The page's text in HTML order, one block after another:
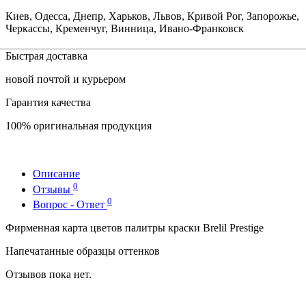
Киев, Одесса, Днепр, Харьков, Львов, Кривой Рог, Запорожье,
Черкассы, Кременчуг, Винница, Ивано-Франковск
Быстрая доставка
новой почтой и курьером
Гарантия качества
100% оригинальная продукция
Описание
Отзывы 0
Вопрос - Ответ 0
Фирменная карта цветов палитры краски Brelil Prestige
Напечатанные образцы оттенков
Отзывов пока нет.